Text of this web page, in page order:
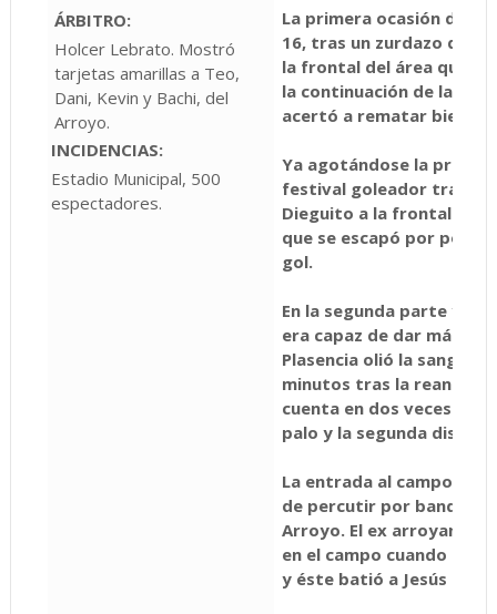
ÁRBITRO:
Holcer Lebrato. Mostró
tarjetas amarillas a Teo,
Dani, Kevin y Bachi, del
Arroyo.
INCIDENCIAS:
Estadio Municipal, 500
espectadores.
La primera ocasión de
16, tras un zurdazo de
la frontal del área que
la continuación de la
acertó a rematar bien en
Ya agotándose la
festival goleador tras
Dieguito a la frontal y el
que se escapó por poco
gol.
En la segunda parte ya
era capaz de dar más de
Plasencia olió la sangre.
minutos tras la
cuenta en dos veces. En
palo y la segunda
La entrada al campo de
de percutir por banda
Arroyo. El ex arroyano
en el campo cuando
y éste batió a Jesús por